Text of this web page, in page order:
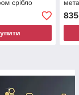
срібло
самоклеюча
835